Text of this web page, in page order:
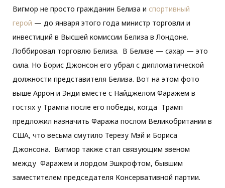
Вигмор не просто гражданин Белиза и спортивный
герой — до января этого года министр торговли и
инвестиций в Высшей комиссии Белиза в Лондоне.
Лоббировал торговлю Белиза. В Белизе — сахар — это
сила. Но Борис Джонсон его убрал с дипломатической
должности представителя Белиза. Вот на этом фото
выше Аррон и Энди вместе с Найджелом Фаражем в
гостях у Трампа после его победы, когда Трамп
предложил назначить Фаража послом Великобритании в
США, что весьма смутило Терезу Мэй и Бориса
Джонсона. Вигмор также стал связующим звеном
между Фаражем и лордом Эшкрофтом, бывшим
заместителем председателя Консервативной партии.